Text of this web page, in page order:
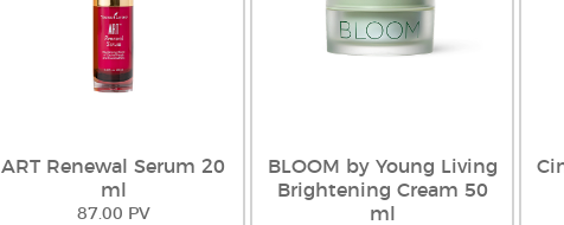
ART Renewal Serum 20
ml
87.00 PV
BLOOM by Young Living
Brightening Cream 50
ml